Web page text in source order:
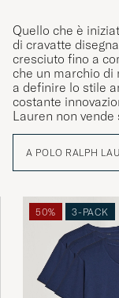
Quello che è
di cravatte
cresciuto fino a
che un marchio di
a definire lo stile
costante
Lauren non
vita che riflette il
A POLO RALPH
50% 3-PACK